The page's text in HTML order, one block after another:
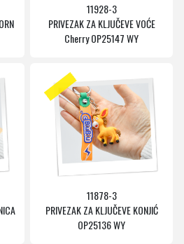
11928-3
PRIVEZAK ZA KLJUČEVE VOĆE
Cherry OP25147 WY
11878-3
PRIVEZAK ZA KLJUČEVE KONJIĆ
OP25136 WY